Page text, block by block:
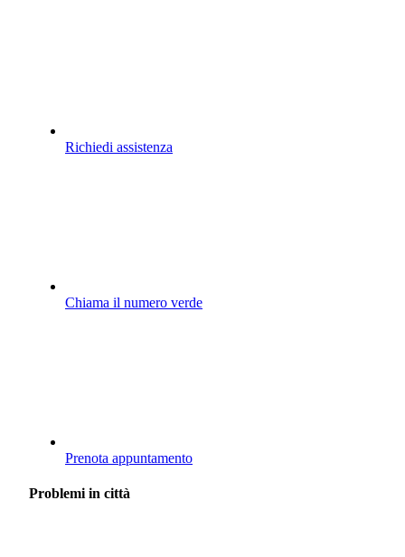
Richiedi assistenza
Chiama il numero verde
Prenota appuntamento
Problemi in città